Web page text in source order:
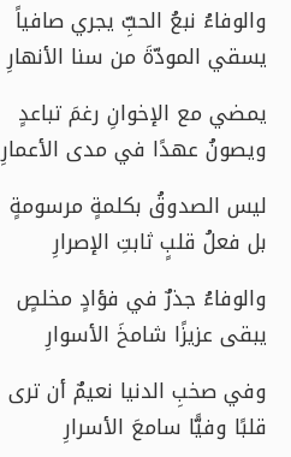
والوفاءُ نبعُ الحبِّ يجري صافياً
يسقي المودّةَ من سنا الأنهارِ
يمضي مع الإخوانِ رغمَ تباعدٍ
ويصونُ عهدًا في مدى الأعمارِ
ليس الصدوقُ بكلمةٍ مرسومةٍ
بل فعلُ قلبٍ ثابتِ الإصرارِ
والوفاءُ جذرٌ في فؤادٍ مخلصٍ
يبقى عزيزًا شامخَ الأسوارِ
وفي صخبِ الدنيا نعيمٌ أن ترى
قلبًا وفيًّا سامعَ الأسرارِ